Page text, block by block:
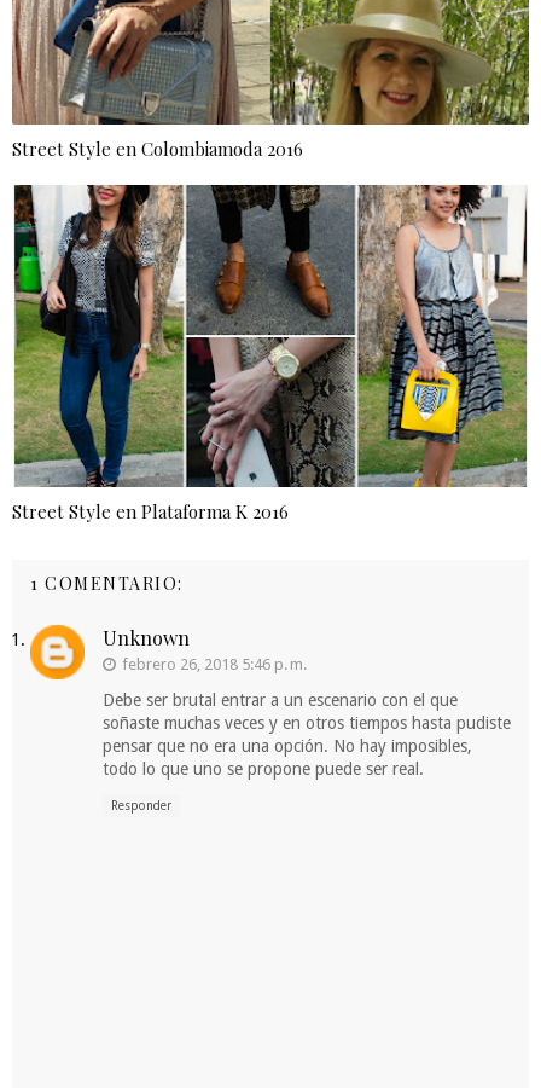
Street Style en Colombiamoda 2016
Street Style en Plataforma K 2016
1 COMENTARIO:
Unknown
febrero 26, 2018 5:46 p. m.
Debe ser brutal entrar a un escenario con el que
soñaste muchas veces y en otros tiempos hasta pudiste
pensar que no era una opción. No hay imposibles,
todo lo que uno se propone puede ser real.
Responder